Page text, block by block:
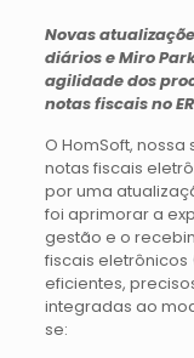
Novas
diários e Miro
agilidade dos
notas fiscais no
O HomSoft,
notas fiscais
por uma
foi aprimorar a
gestão e o
fiscais eletrônicos
eficientes,
integradas ao
se: